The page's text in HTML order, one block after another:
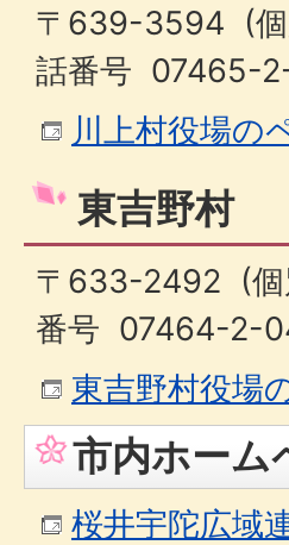
〒639-3594 (個
話番号 07465-
川上村役場の
東吉野村
〒633-2492 (個
番号 07464-2-
東吉野村役場
市内ホーム
桜井宇陀広域